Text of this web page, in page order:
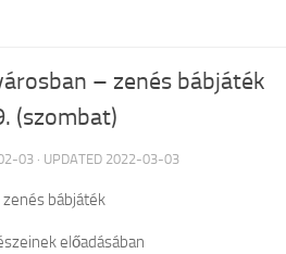
– zenés bábjáték
(szombat)
03 · UPDATED 2022-03-03
zenés bábjáték
előadásában